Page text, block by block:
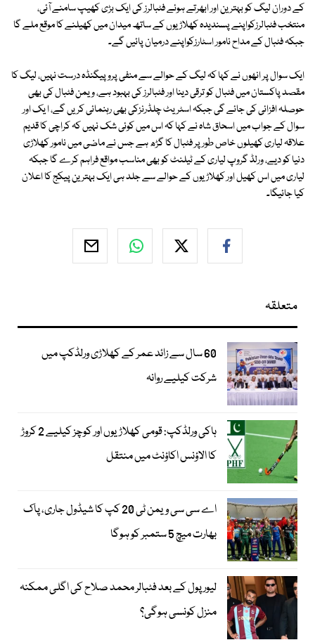
کے دوران لیگ کو بہترین اور ابھرتے ہوئے فٹبالرز کی ایک بڑی کھیپ سامنے آئی،
منتخب فٹبالرزکواپنے پسندیدہ کھلاڑیوں کے ساتھ میدان میں کھیلنے کا موقع ملے گا
جبکہ فٹبال کے مداح نامور اسٹارزکواپنے درمیان پائیں گے۔
ایک سوال پر انھوں نے کہا کہ لیگ کے حوالے سے منفی پروپیگنڈہ درست نہیں، لیگ کا
مقصد پاکستان میں فٹبال کو ترقی دینا اور فٹبالرز کی بہبود ہے، ویمن فٹبال کی بھی
حوصلہ افزائی کی جائے گی جبکہ اسٹریٹ چلڈرنزکی بھی رہنمائی کریں گے، ا یک اور
سوال کے جواب میں اسحاق شاہ نے کہا کہ اس میں کوئی شک نہیں کہ کراچی کا قدیم
علاقہ لیاری کھیلوں خاص طور پر فٹبال کا گڑھ ہے جس نے ماضی میں نامور کھلاڑی
دنیا کو دیے، ورلڈ گروپ لیاری کے ٹیلنٹ کو بھی مناسب مواقع فراہم کرے گا جبکہ
لیاری میں اس کھیل اور کھلاڑیوں کے حوالے سے جلد ہی ایک بہترین پیکج کا اعلان
کیا جائیگا۔
متعلقہ
60 سال سے زائد عمر کے کھلاڑی ورلڈکپ میں
شرکت کیلیے روانہ
ہاکی ورلڈکپ: قومی کھلاڑیوں اور کوچز کیلیے 2 کروڑ
کا الاؤنس اکاؤنٹ میں منتقل
اے سی سی ویمن ٹی 20 کپ کا شیڈول جاری، پاک
بھارت میچ 5 ستمبر کو ہوگا
لیور پول کے بعد فٹبالر محمد صلاح کی اگلی ممکنہ
منزل کونسی ہوگی؟